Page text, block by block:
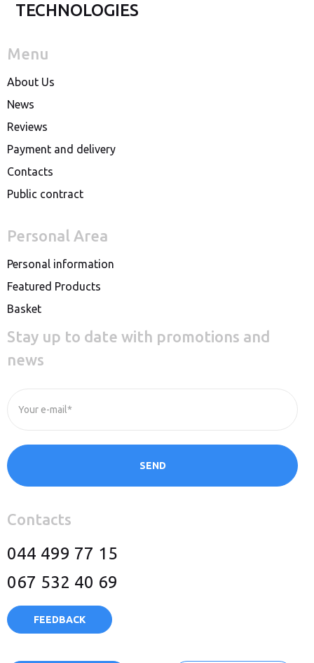
TECHNOLOGIES
Menu
About Us
News
Reviews
Payment and delivery
Contacts
Public contract
Personal Area
Personal information
Featured Products
Basket
Stay up to date with promotions and
news
Your e-mail*
SEND
Contacts
044 499 77 15
067 532 40 69
FEEDBACK